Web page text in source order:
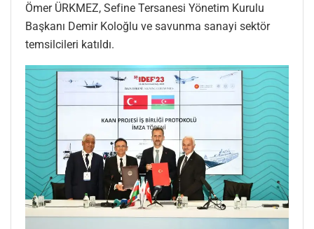
Ömer ÜRKMEZ, Sefine Tersanesi Yönetim Kurulu
Başkanı Demir Koloğlu ve savunma sanayi sektör
temsilcileri katıldı.